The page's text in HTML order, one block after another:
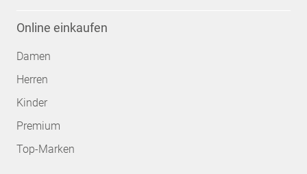
Online einkaufen
Damen
Herren
Kinder
Premium
Top-Marken